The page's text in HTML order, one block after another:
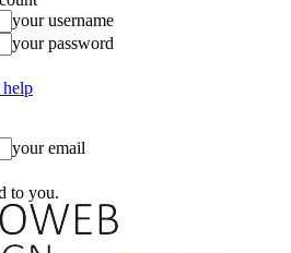
your username
your password
your email
to you.